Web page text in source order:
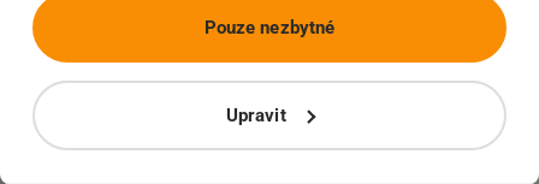
Upravit
Pouze nezbytné